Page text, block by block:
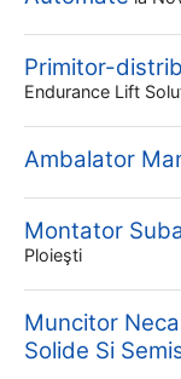
Primitor-
Endurance Lift
Ambalator
Montator
Ploieşti
Muncitor
Solide Si